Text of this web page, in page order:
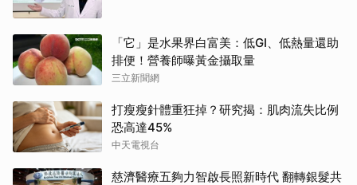
「它」是水果界白富美：低GI、低熱量還助
排便！營養師曝黃金攝取量
三立新聞網
打瘦瘦針體重狂掉？研究揭：肌肉流失比例
恐高達45%
中天電視台
慈濟醫療五夠力智啟長照新時代 翻轉銀髮共